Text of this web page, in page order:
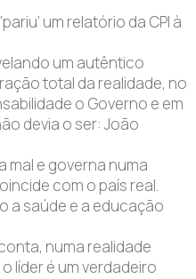
um relatório da CPI à
um autêntico
total da realidade, no
o Governo e em
devia o ser: João
mal e governa numa
com o país real.
a saúde e a educação
numa realidade
líder é um verdadeiro